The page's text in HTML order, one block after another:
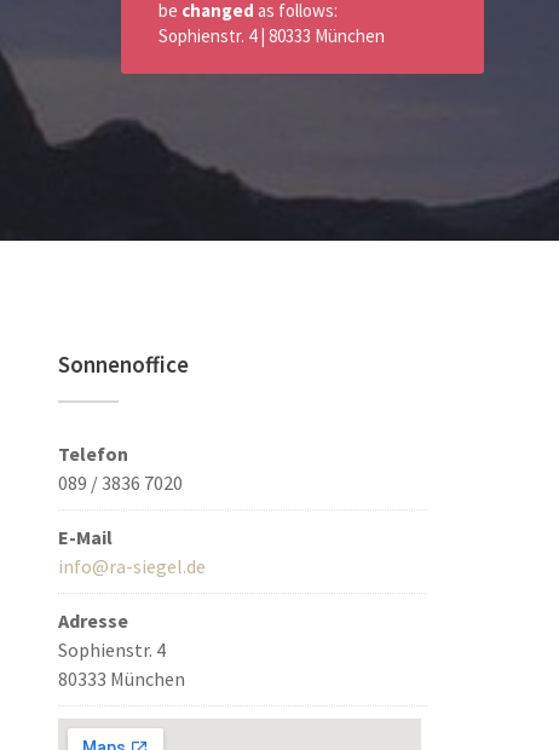
Sonnenoffice
Telefon
089 / 3836 7020
E-Mail
info@ra-siegel.de
Adresse
Sophienstr. 4
80333 München
be changed as follows:
Sophienstr. 4 | 80333 München